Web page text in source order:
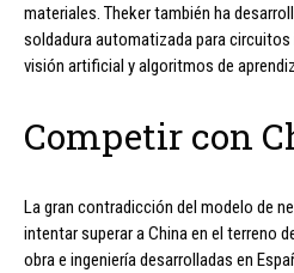
materiales. Theker también ha
soldadura automatizada para
visión artificial y algoritmos de
Competir con
La gran contradicción del modelo de
intentar superar a China en el terreno
obra e ingeniería desarrolladas en